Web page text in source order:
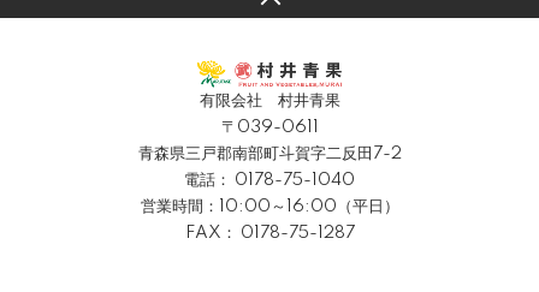
有限会社 村井青果
〒039-0611
青森県三戸郡南部町斗賀字二反田7-2
電話： 0178-75-1040
営業時間：10:00～16:00（平日）
FAX： 0178-75-1287